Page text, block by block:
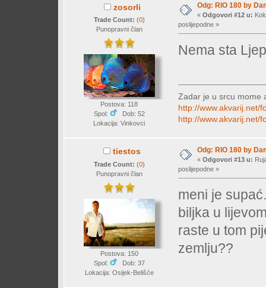
zosorli
Trade Count: (0)
Punopravni član
Postova: 118
Spol:
Dob: 52
Lokacija: Vinkovci
Odg: RIO 180 by
« Odgovori #12 u:
poslijepodne »
Nema sta
Zadar je u srcu mome
http://www.akvarij.net/
http://www.akvarij.net/
tiestos
Trade Count: (0)
Punopravni član
Postova: 150
Spol:
Dob: 37
Lokacija: Osijek-Belišće
Odg: RIO 180 by
« Odgovori #13 u:
poslijepodne »
meni je
biljka u
raste u tom
zemlju??